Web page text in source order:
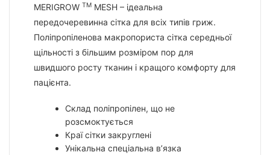
MERIGROW TM MESH – ідеальна
передочеревинна сітка для всіх типів гриж.
Поліпропіленова макропориста сітка середньої
щільності з більшим розміром пор для
швидшого росту тканин і кращого комфорту для
пацієнта.
Склад поліпропілен, що не
розсмоктується
Краї сітки закруглені
Унікальна спеціальна в’язка